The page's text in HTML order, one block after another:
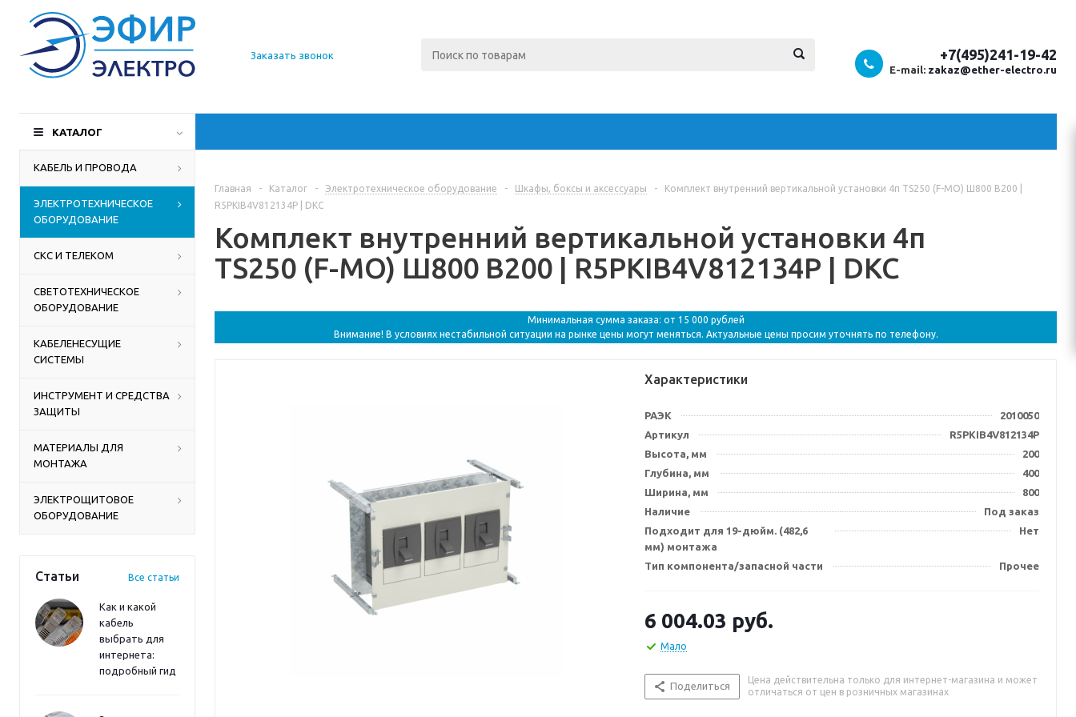
О компании
Доставка
Производители
Контакты
Заказать звонок +7(495)241-19-42
E-mail: zakaz@ether-electro.ru
КАТАЛОГ
КАБЕЛЬ И ПРОВОДА
ЭЛЕКТРОТЕХНИЧЕСКОЕ
ОБОРУДОВАНИЕ
СКС И ТЕЛЕКОМ
СВЕТОТЕХНИЧЕСКОЕ
ОБОРУДОВАНИЕ
КАБЕЛЕНЕСУЩИЕ
СИСТЕМЫ
ИНСТРУМЕНТ И СРЕДСТВА
ЗАЩИТЫ
МАТЕРИАЛЫ ДЛЯ
МОНТАЖА
ЭЛЕКТРОЩИТОВОЕ
ОБОРУДОВАНИЕ
Статьи Все статьи
Как и какой
кабель
выбрать для
интернета:
подробный гид
Главная - Каталог - Электротехническое оборудование - Шкафы, боксы и аксессуары -
Комплект внутренний вертикальной установки 4п TS250 (F-MO) Ш800 В200 |
R5PKIB4V812134P | DKC
Комплект внутренний вертикальной установки 4п
TS250 (F-MO) Ш800 В200 | R5PKIB4V812134P | DKC
Минимальная сумма заказа: от 15 000 рублей
Внимание! В условиях нестабильной ситуации на рынке цены могут меняться. Актуальные цены просим уточнять по телефону.
Характеристики
РАЭК
2010050
Артикул
R5PKIB4V812134P
Высота, мм
200
Глубина, мм
400
Ширина, мм
800
Наличие
Под заказ
Подходит для 19-дюйм. (482,6
мм) монтажа
Нет
Тип компонента/запасной части Прочее
6 004.03 руб.
Мало
Поделиться
Цена действительна только для интернет-магазина и может
отличаться от цен в розничных магазинах